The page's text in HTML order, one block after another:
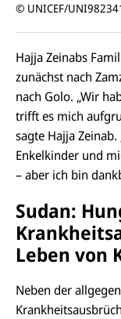
© UNICEF/
Hajja Zeinabs
zunächst nach
nach Golo. „Wir
trifft es mich
sagte Hajja
Enkelkinder und
– aber ich bin
Sudan:
Leben von
Neben der